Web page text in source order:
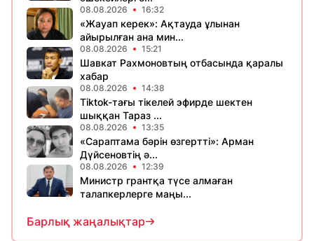
08.08.2026 16:32
«Жауап керек»: Ақтауда ұлынан
айырылған ана мин...
08.08.2026 15:21
Шавкат Рахмоновтың отбасында қаралы
хабар
08.08.2026 14:38
Tiktok-тағы тікелей эфирде шектен
шыққан Тараз ...
08.08.2026 13:35
«Сараптама бәрін өзгертті»: Арман
Дүйсеновтің ә...
08.08.2026 12:39
Министр грантқа түсе алмаған
талапкерлерге маңы...
Барлық жаңалықтар